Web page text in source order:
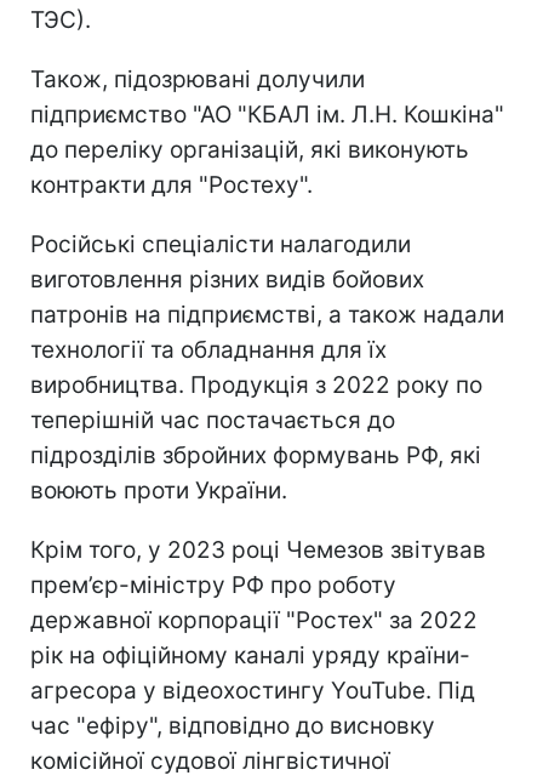
ТЭС).
Також, підозрювані долучили
підприємство "АО "КБАЛ ім. Л.Н. Кошкіна"
до переліку організацій, які виконують
контракти для "Ростеху".
Російські спеціалісти налагодили
виготовлення різних видів бойових
патронів на підприємстві, а також надали
технології та обладнання для їх
виробництва. Продукція з 2022 року по
теперішній час постачається до
підрозділів збройних формувань РФ, які
воюють проти України.
Крім того, у 2023 році Чемезов звітував
прем’єр-міністру РФ про роботу
державної корпорації "Ростех" за 2022
рік на офіційному каналі уряду країни-
агресора у відеохостингу YouTube. Під
час "ефіру", відповідно до висновку
комісійної судової лінгвістичної